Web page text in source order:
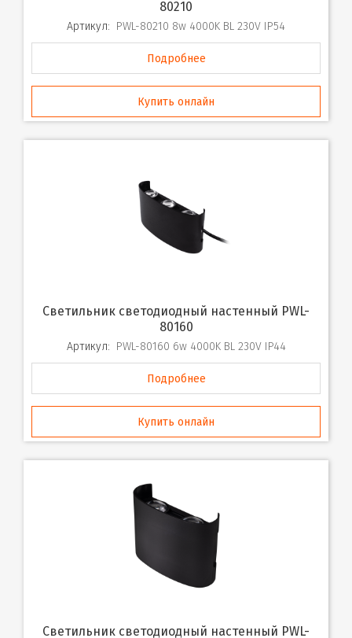
80210
Артикул: PWL-80210 8w 4000K BL 230V IP54
Подробнее
Купить онлайн
Светильник светодиодный настенный PWL-
80160
Артикул: PWL-80160 6w 4000K BL 230V IP44
Подробнее
Купить онлайн
Светильник светодиодный настенный PWL-